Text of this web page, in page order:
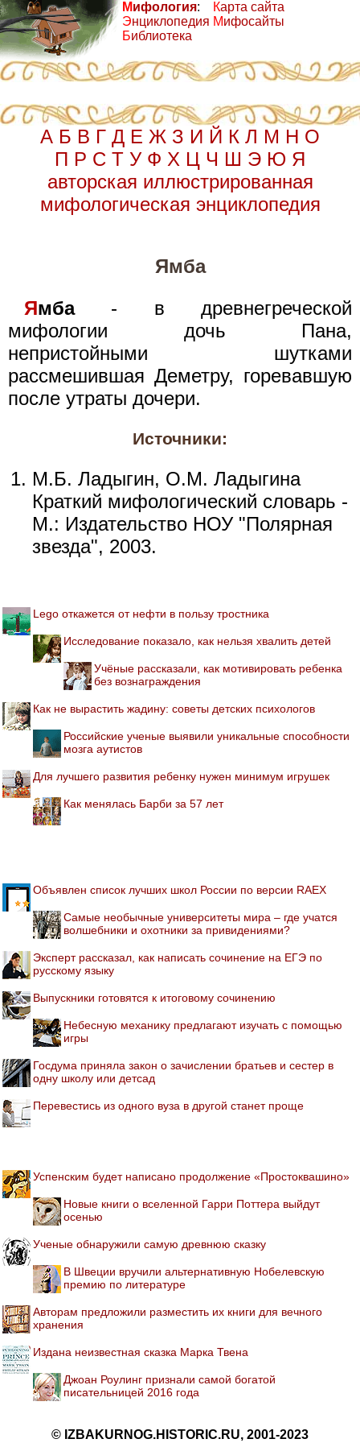
Мифология:
Энциклопедия
Библиотека
Карта сайта
Мифосайты
А Б В Г Д Е Ж З И Й К Л М Н О
П Р С Т У Ф Х Ц Ч Ш Э Ю Я
авторская иллюстрированная
мифологическая энциклопедия
Ямба
Ямба- в древнегреческой
мифологии дочь Пана,
непристойными шутками
рассмешившая Деметру, горевавшую
после утраты дочери.
Источники:
М.Б. Ладыгин, О.М. Ладыгина
Краткий мифологический словарь -
М.: Издательство НОУ "Полярная
звезда", 2003.
Lego откажется от нефти в пользу тростника
Исследование показало, как нельзя хвалить детей
Учёные рассказали, как мотивировать ребенка
без вознаграждения
Как не вырастить жадину: советы детских психологов
Российские ученые выявили уникальные способности
мозга аутистов
Для лучшего развития ребенку нужен минимум игрушек
Как менялась Барби за 57 лет
Объявлен список лучших школ России по версии RAEX
Самые необычные университеты мира – где учатся
волшебники и охотники за привидениями?
Эксперт рассказал, как написать сочинение на ЕГЭ по
русскому языку
Выпускники готовятся к итоговому сочинению
Небесную механику предлагают изучать с помощью
игры
Госдума приняла закон о зачислении братьев и сестер в
одну школу или детсад
Перевестись из одного вуза в другой станет проще
Успенским будет написано продолжение «Простоквашино»
Новые книги о вселенной Гарри Поттера выйдут
осенью
Ученые обнаружили самую древнюю сказку
В Швеции вручили альтернативную Нобелевскую
премию по литературе
Авторам предложили разместить их книги для вечного
хранения
Издана неизвестная сказка Марка Твена
Джоан Роулинг признали самой богатой
писательницей 2016 года
© IZBAKURNOG.HISTORIC.RU, 2001-2023